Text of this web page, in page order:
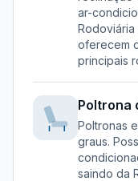
ar-
oferecem
principais
Poltrona
Poltronas
graus.
saindo da